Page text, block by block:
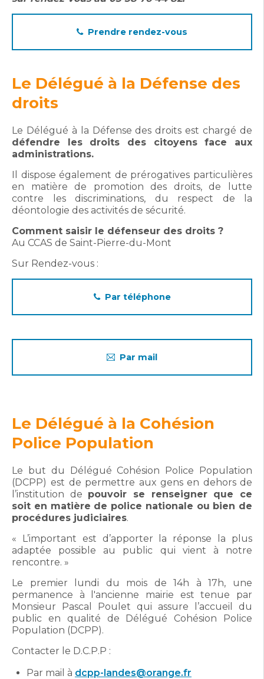
Prendre rendez-vous
Le Délégué à la Défense des
droits
Le Délégué à la Défense des droits est chargé de
défendre les droits des citoyens face aux
administrations.
Il dispose également de prérogatives particulières
en matière de promotion des droits, de lutte
contre les discriminations, du respect de la
déontologie des activités de sécurité.
Comment saisir le défenseur des droits ?
Au CCAS de Saint-Pierre-du-Mont
Sur Rendez-vous :
Par téléphone
Par mail
Le Délégué à la Cohésion
Police Population
Le but du Délégué Cohésion Police Population
(DCPP) est de permettre aux gens en dehors de
l’institution de pouvoir se renseigner que ce
soit en matière de police nationale ou bien de
procédures judiciaires.
« L’important est d’apporter la réponse la plus
adaptée possible au public qui vient à notre
rencontre. »
Le premier lundi du mois de 14h à 17h, une
permanence à l'ancienne mairie est tenue par
Monsieur Pascal Poulet qui assure l’accueil du
public en qualité de Délégué Cohésion Police
Population (DCPP).
Contacter le D.C.P.P :
Par mail à dcpp-landes@orange.fr